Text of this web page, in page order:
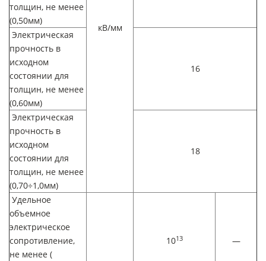
кВ/мм
толщин, не менее
(0,50мм)
Электрическая
прочность в
исходном
состоянии для
толщин, не менее
(0,60мм)
16
Электрическая
прочность в
исходном
состоянии для
толщин, не менее
(0,70÷1,0мм)
18
Удельное
объемное
электрическое
сопротивление,
не менее (
1013 —